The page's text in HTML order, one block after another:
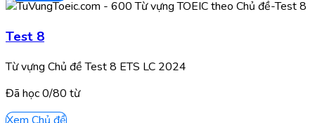
Test 8
Từ vựng Chủ đề Test 8 ETS LC 2024
Đã học0/80 từ